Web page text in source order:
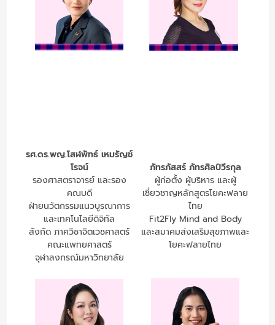
รศ.ดร.พญ.โสฬพัทธ์ เหมรัญช์
โรจน์
รองศาสตราจารย์ และรอง
คณบดี
ฝ่ายนวัตกรรมแนวบูรณาการ
และเทคโนโลยีดิจิทัล
สังกัด ภาควิชาจิตเวชศาสตร์
คณะแพทยศาสตร์
จุฬาลงกรณ์มหาวิทยาลัย
ภัทรภัสสร์ ภัทรศิลป์วีรกุล
ผู้ก่อตั้ง ผู้บริหาร และผู้
เชี่ยวชาญหลักสูตรโยคะฟลาย
ไทย
Fit2Fly Mind and Body
และสมาคมส่งเสริมสุขภาพและ
โยคะฟลายไทย